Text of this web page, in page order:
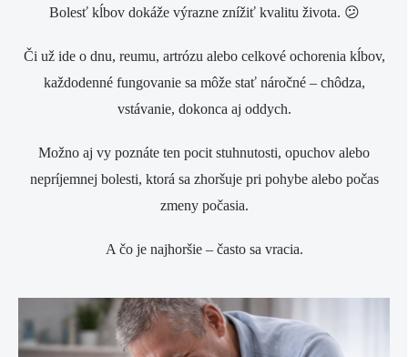
Bolesť kĺbov dokáže výrazne znížiť kvalitu života. 😕
Či už ide o dnu, reumu, artrózu alebo celkové ochorenia kĺbov,
každodenné fungovanie sa môže stať náročné – chôdza,
vstávanie, dokonca aj oddych.
Možno aj vy poznáte ten pocit stuhnutosti, opuchov alebo
nepríjemnej bolesti, ktorá sa zhoršuje pri pohybe alebo počas
zmeny počasia.
A čo je najhoršie – často sa vracia.